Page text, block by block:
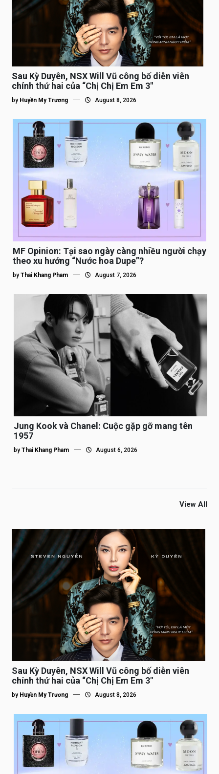
Sau Kỳ Duyên, NSX Will Vũ công bố diễn viên
chính thứ hai của “Chị Chị Em Em 3″
by Huyền My Trương August 8, 2026
MF Opinion: Tại sao ngày càng nhiều người chạy
theo xu hướng “Nước hoa Dupe”?
by Thai Khang Pham August 7, 2026
Jung Kook và Chanel: Cuộc gặp gỡ mang tên
1957
by Thai Khang Pham August 6, 2026
View All
Sau Kỳ Duyên, NSX Will Vũ công bố diễn viên
chính thứ hai của “Chị Chị Em Em 3″
by Huyền My Trương August 8, 2026